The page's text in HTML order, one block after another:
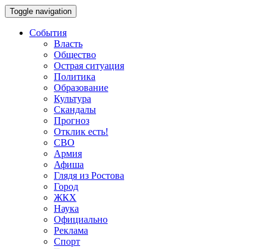
Toggle navigation
События
Власть
Общество
Острая ситуация
Политика
Образование
Культура
Скандалы
Прогноз
Отклик есть!
СВО
Армия
Афиша
Глядя из Ростова
Город
ЖКХ
Наука
Официально
Реклама
Спорт